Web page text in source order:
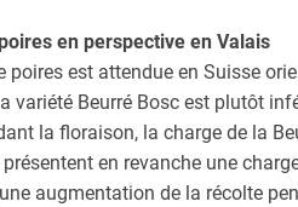
en perspective en Valais
poires est attendue en Suisse
variété Beurré Bosc est plutôt
la floraison, la charge de la
en revanche une
augmentation de la récolte